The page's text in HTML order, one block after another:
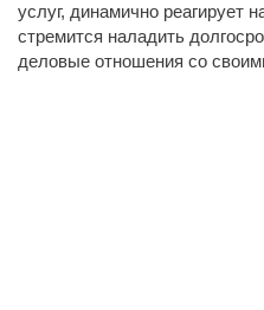
услуг, динамично реагирует
стремится наладить
деловые отношения со